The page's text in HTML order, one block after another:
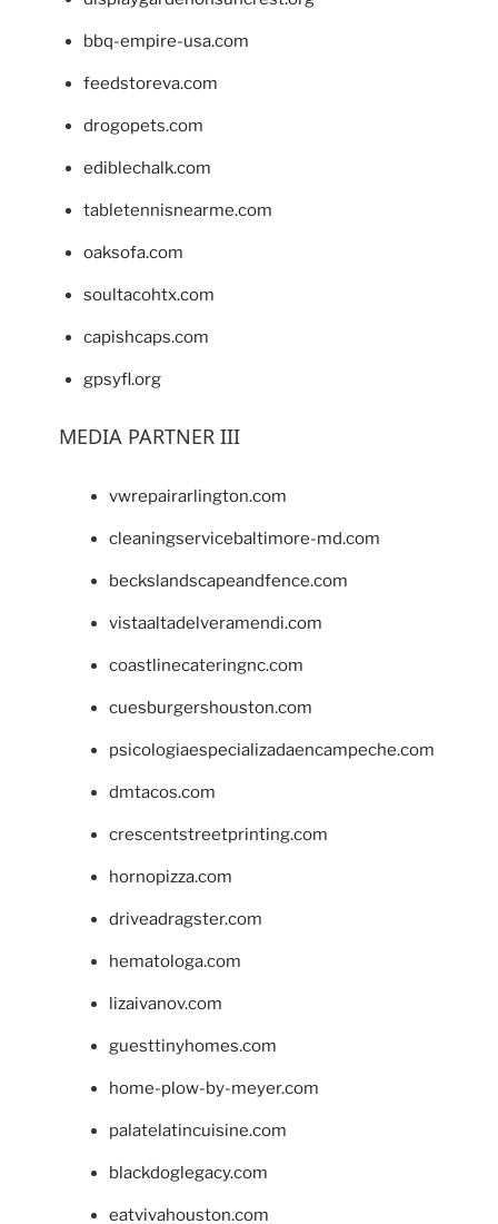
bbq-empire-usa.com
feedstoreva.com
drogopets.com
ediblechalk.com
tabletennisnearme.com
oaksofa.com
soultacohtx.com
capishcaps.com
gpsyfl.org
MEDIA PARTNER III
vwrepairarlington.com
cleaningservicebaltimore-md.com
beckslandscapeandfence.com
vistaaltadelveramendi.com
coastlinecateringnc.com
cuesburgershouston.com
psicologiaespecializadaencampeche.com
dmtacos.com
crescentstreetprinting.com
hornopizza.com
driveadragster.com
hematologa.com
lizaivanov.com
guesttinyhomes.com
home-plow-by-meyer.com
palatelatincuisine.com
blackdoglegacy.com
eatvivahouston.com